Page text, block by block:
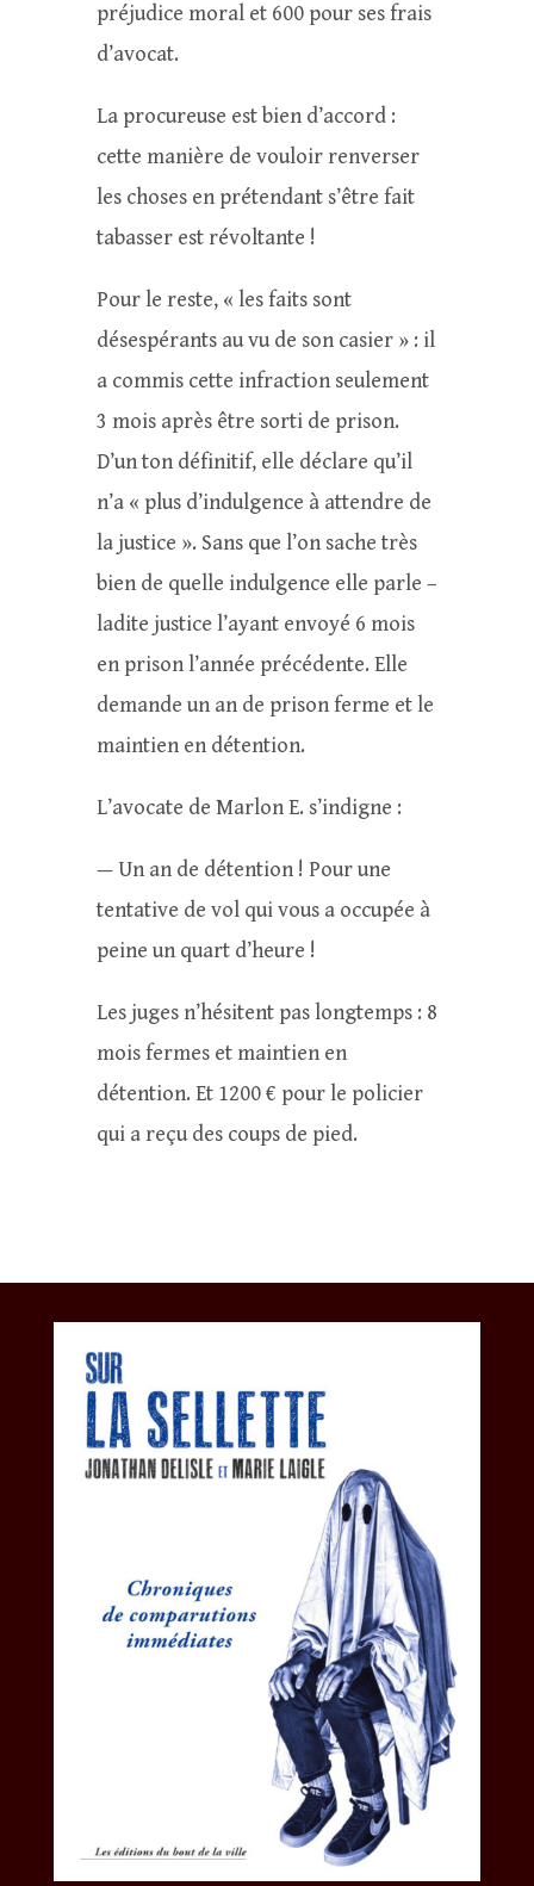
préjudice moral et 600 pour ses frais
d’avocat.
La procureuse est bien d’accord :
cette manière de vouloir renverser
les choses en prétendant s’être fait
tabasser est révoltante !
Pour le reste, « les faits sont
désespérants au vu de son casier » : il
a commis cette infraction seulement
3 mois après être sorti de prison.
D’un ton définitif, elle déclare qu’il
n’a « plus d’indulgence à attendre de
la justice ». Sans que l’on sache très
bien de quelle indulgence elle parle –
ladite justice l’ayant envoyé 6 mois
en prison l’année précédente. Elle
demande un an de prison ferme et le
maintien en détention.
L’avocate de Marlon E. s’indigne :
— Un an de détention ! Pour une
tentative de vol qui vous a occupée à
peine un quart d’heure !
Les juges n’hésitent pas longtemps : 8
mois fermes et maintien en
détention. Et 1200 € pour le policier
qui a reçu des coups de pied.